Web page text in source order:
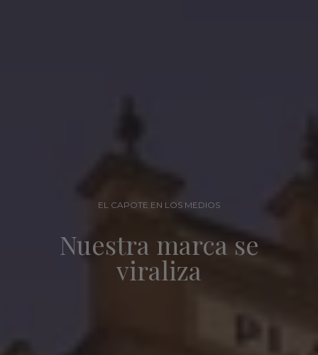
EL CAPOTE EN LOS MEDIOS
Nuestra marca se
viraliza